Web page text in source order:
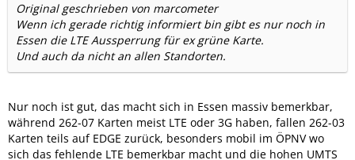
Original geschrieben von marcometer
Wenn ich gerade richtig informiert bin gibt es nur noch in
Essen die LTE Aussperrung für ex grüne Karte.
Und auch da nicht an allen Standorten.
Nur noch ist gut, das macht sich in Essen massiv bemerkbar,
während 262-07 Karten meist LTE oder 3G haben, fallen 262-03
Karten teils auf EDGE zurück, besonders mobil im ÖPNV wo
sich das fehlende LTE bemerkbar macht und die hohen UMTS